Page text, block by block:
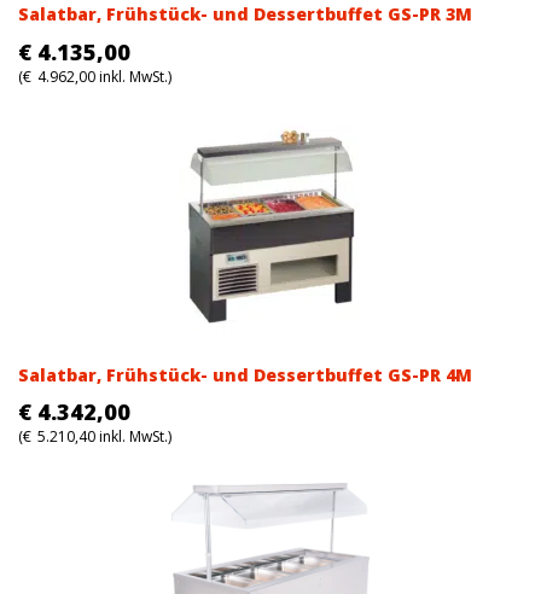
Salatbar, Frühstück- und Dessertbuffet GS-PR 3M
€ 4.135,00
(€ 4.962,00inkl. MwSt.)
Salatbar, Frühstück- und Dessertbuffet GS-PR 4M
€ 4.342,00
(€ 5.210,40inkl. MwSt.)